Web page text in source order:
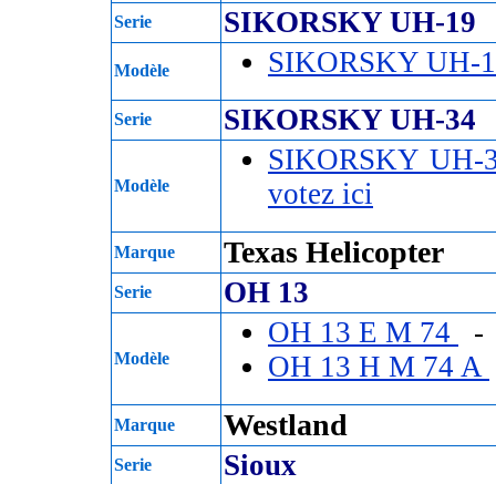
Serie SIKORSKY UH-19
Modèle SIKORSKY UH-
Serie SIKORSKY UH-34
Modèle
SIKORSKY
votez ici
Marque Texas Helicopter
Serie OH 13
Modèle
OH 13 E M 74
-
OH 13 H M 74 A
Marque Westland
Serie Sioux